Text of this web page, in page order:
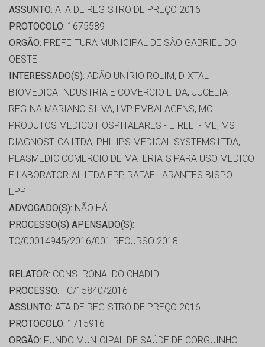
ASSUNTO: ATA DE REGISTRO DE PREÇO 2016
PROTOCOLO: 1675589
ORGÃO: PREFEITURA MUNICIPAL DE SÃO GABRIEL DO
OESTE
INTERESSADO(S): ADÃO UNÍRIO ROLIM, DIXTAL
BIOMEDICA INDUSTRIA E COMERCIO LTDA, JUCELIA
REGINA MARIANO SILVA, LVP EMBALAGENS, MC
PRODUTOS MEDICO HOSPITALARES - EIRELI - ME, MS
DIAGNOSTICA LTDA, PHILIPS MEDICAL SYSTEMS LTDA,
PLASMEDIC COMERCIO DE MATERIAIS PARA USO MEDICO
E LABORATORIAL LTDA EPP, RAFAEL ARANTES BISPO -
EPP
ADVOGADO(S): NÃO HÁ
PROCESSO(S) APENSADO(S):
TC/00014945/2016/001 RECURSO 2018
RELATOR: CONS. RONALDO CHADID
PROCESSO: TC/15840/2016
ASSUNTO: ATA DE REGISTRO DE PREÇO 2016
PROTOCOLO: 1715916
ORGÃO: FUNDO MUNICIPAL DE SAÚDE DE CORGUINHO